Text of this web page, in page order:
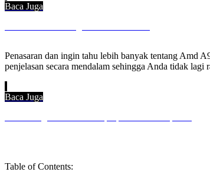
Baca Juga
Penasaran dan ingin tahu lebih banyak tentang Amd
penjelasan secara mendalam sehingga Anda tidak
Baca Juga
Table of Contents: